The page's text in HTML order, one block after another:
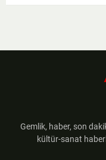
Gemlik, haber, son
kültür-sanat